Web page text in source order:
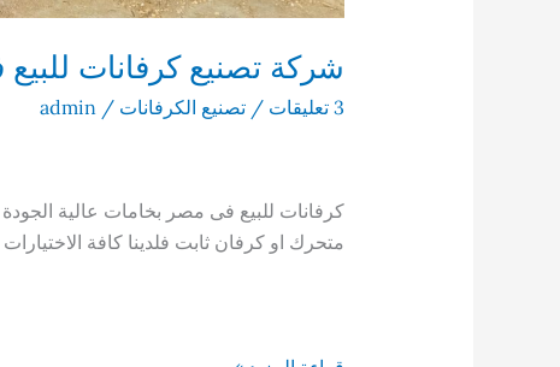
شركة تصنيع كرفانات
3 تعليقات / تصنيع الكرفانات /
admin
كرفانات للبيع فى مصر بخامات عالية
متحرك او كرفان ثابت فلدينا كافة